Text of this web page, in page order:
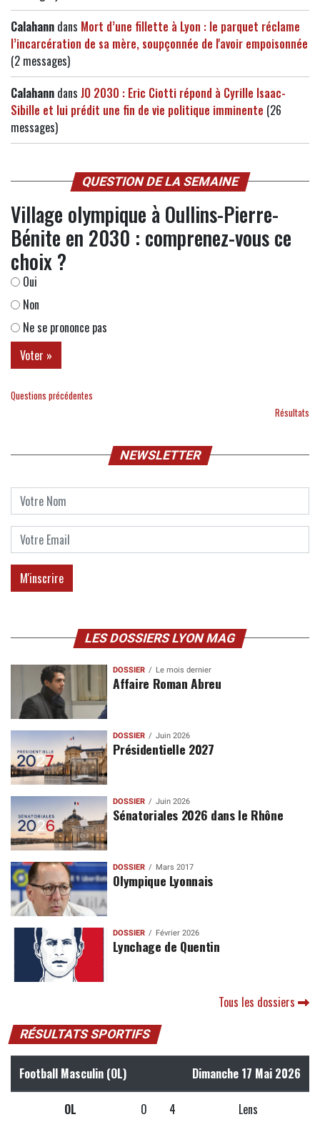
Calahann dans Mort d’une fillette à Lyon : le parquet réclame
l’incarcération de sa mère, soupçonnée de l'avoir empoisonnée
(2 messages)
Calahann dans JO 2030 : Eric Ciotti répond à Cyrille Isaac-
Sibille et lui prédit une fin de vie politique imminente (26
messages)
QUESTION DE LA SEMAINE
Village olympique à Oullins-Pierre-
Bénite en 2030 : comprenez-vous ce
choix ?
Oui
Non
Ne se prononce pas
Questions précédentes
Résultats
NEWSLETTER
LES DOSSIERS LYON MAG
DOSSIER Le mois dernier
Affaire Roman Abreu
DOSSIER Juin 2026
Présidentielle 2027
DOSSIER Juin 2026
Sénatoriales 2026 dans le Rhône
DOSSIER Mars 2017
Olympique Lyonnais
DOSSIER Février 2026
Lynchage de Quentin
Tous les dossiers
RÉSULTATS SPORTIFS
Football Masculin (OL) Dimanche 17 Mai 2026
OL 0 4 Lens